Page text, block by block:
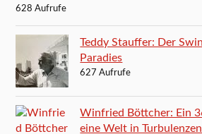
628 Aufrufe
Teddy Stauffer: Der
Paradies
627 Aufrufe
Winfried Böttcher: Ein
eine Welt in Turbulenzen